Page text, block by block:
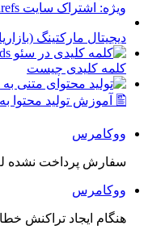
ویژه: اشتراک سایت ahrefs رایگان شد
دیجیتال مارکتینگ
کلمه کلیدی چیست
🖺 آموزش تولید محتوا
ووکامرس
سفارش پرداخت نشده
ووکامرس
هنگام ایجاد تراکنش خطا رخ